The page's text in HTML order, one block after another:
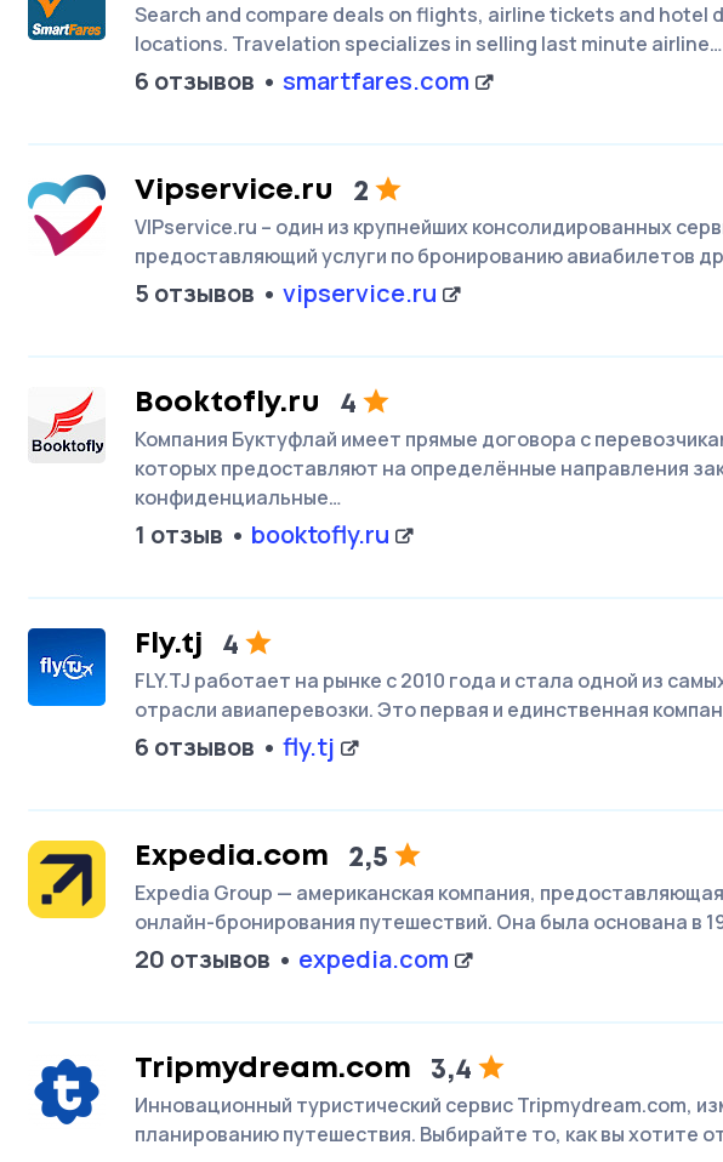
Search and compare deals on flights, airline tickets and hotel
locations. Travelation specializes in selling last minute airline…
6 отзывов smartfares.com
Vipservice.ru 2
VIPservice.ru – один из крупнейших консолидированных
предоставляющий услуги по бронированию авиабилетов
5 отзывов vipservice.ru
Booktofly.ru 4
Компания Буктуфлай имеет прямые договора с
которых предоставляют на определённые направления
конфиденциальные…
1 отзыв booktofly.ru
Fly.tj 4
FLY.TJ работает на рынке с 2010 года и стала одной из
отрасли авиаперевозки. Это первая и единственная
6 отзывов fly.tj
Expedia.com 2,5
Expedia Group — американская компания,
онлайн-бронирования путешествий. Она была основана в
20 отзывов expedia.com
Tripmydream.com 3,4
Инновационный туристический сервис Tripmydream.com,
планированию путешествия. Выбирайте то, как вы хотите